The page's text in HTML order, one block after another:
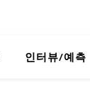
인터뷰/예측